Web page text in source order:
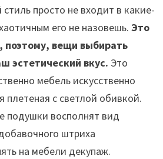
просто не входит в какие-
его не назовешь. Это
поэтому, вещи выбирать
эстетический вкус. Это
мебель искусственно
плетеная с светлой обивкой.
подушки восполнят вид
штриха
на мебели декупаж.